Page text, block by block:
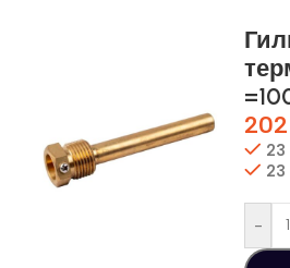
202
23
23
-